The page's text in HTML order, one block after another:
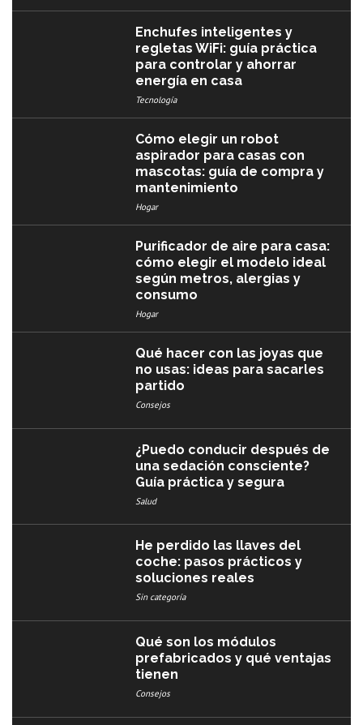
Enchufes inteligentes y
regletas WiFi: guía práctica
para controlar y ahorrar
energía en casa
Tecnología
Cómo elegir un robot
aspirador para casas con
mascotas: guía de compra y
mantenimiento
Hogar
Purificador de aire para casa:
cómo elegir el modelo ideal
según metros, alergias y
consumo
Hogar
Qué hacer con las joyas que
no usas: ideas para sacarles
partido
Consejos
¿Puedo conducir después de
una sedación consciente?
Guía práctica y segura
Salud
He perdido las llaves del
coche: pasos prácticos y
soluciones reales
Sin categoría
Qué son los módulos
prefabricados y qué ventajas
tienen
Consejos